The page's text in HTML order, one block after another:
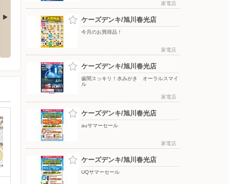
のう ア
ReFaで毎日のケアをもっと上質
に！
家電店
ケーズデンキ/旭川春光店
今月のお買得品！
家電店
ケーズデンキ/旭川春光店
歯間スッキリ！水みがき オーラルスマイ
ル
家電店
ケーズデンキ/旭川春光店
auサマーセール
家電店
ケーズデンキ/旭川春光店
UQサマーセール